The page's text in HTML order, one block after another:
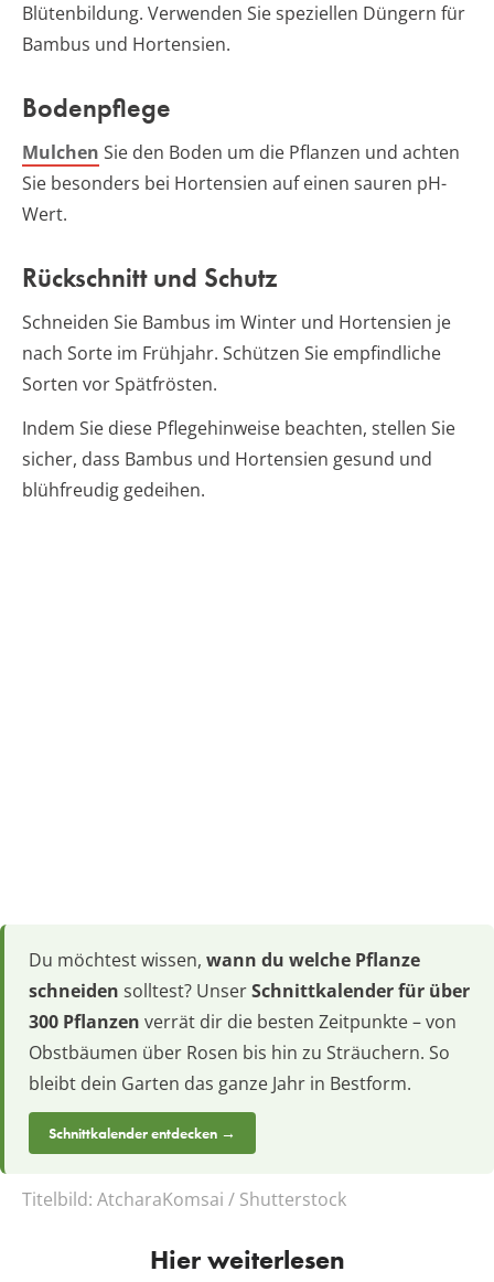
Blütenbildung. Verwenden Sie speziellen Düngern für
Bambus und Hortensien.
Bodenpflege
Mulchen Sie den Boden um die Pflanzen und achten
Sie besonders bei Hortensien auf einen sauren pH-
Wert.
Rückschnitt und Schutz
Schneiden Sie Bambus im Winter und Hortensien je
nach Sorte im Frühjahr. Schützen Sie empfindliche
Sorten vor Spätfrösten.
Indem Sie diese Pflegehinweise beachten, stellen Sie
sicher, dass Bambus und Hortensien gesund und
blühfreudig gedeihen.
Du möchtest wissen, wann du welche Pflanze
schneiden solltest? UnserSchnittkalender für über
300 Pflanzen verrät dir die besten Zeitpunkte – von
Obstbäumen über Rosen bis hin zu Sträuchern. So
bleibt dein Garten das ganze Jahr in Bestform.
Schnittkalender entdecken →
Titelbild: AtcharaKomsai / Shutterstock
Hier weiterlesen